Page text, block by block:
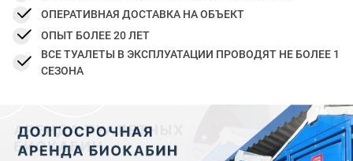
ОПЕРАТИВНАЯ ДОСТАВКА НА ОБЪЕКТ
ОПЫТ БОЛЕЕ 20 ЛЕТ
ВСЕ ТУАЛЕТЫ В ЭКСПЛУАТАЦИИ ПРОВОДЯТ НЕ БОЛЕЕ 1
СЕЗОНА